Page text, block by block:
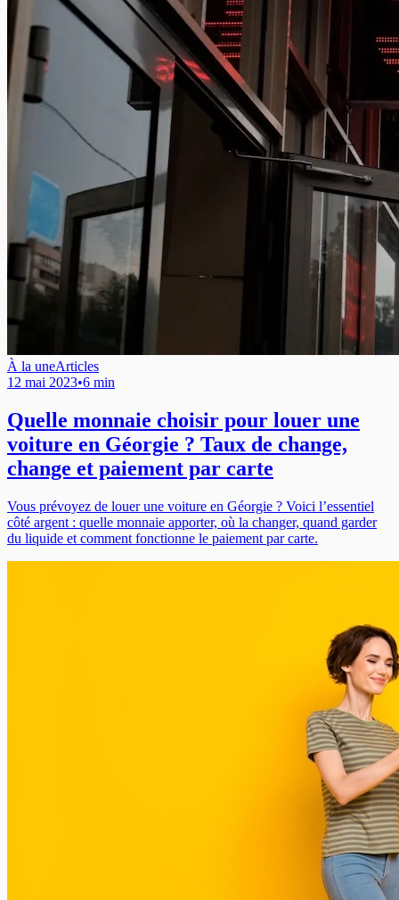
À la uneArticles
12 mai 2023•6 min
Quelle monnaie choisir pour louer une
voiture en Géorgie ? Taux de change,
change et paiement par carte
Vous prévoyez de louer une voiture en Géorgie ? Voici l’essentiel
côté argent : quelle monnaie apporter, où la changer, quand garder
du liquide et comment fonctionne le paiement par carte.